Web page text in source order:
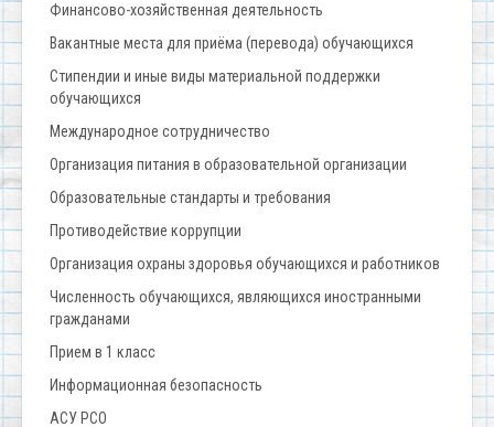
Финансово-хозяйственная деятельность
Вакантные места для приёма (перевода) обучающихся
Стипендии и иные виды материальной поддержки
обучающихся
Международное сотрудничество
Организация питания в образовательной организации
Образовательные стандарты и требования
Противодействие коррупции
Организация охраны здоровья обучающихся и работников
Численность обучающихся, являющихся иностранными
гражданами
Прием в 1 класс
Информационная безопасность
АСУ РСО